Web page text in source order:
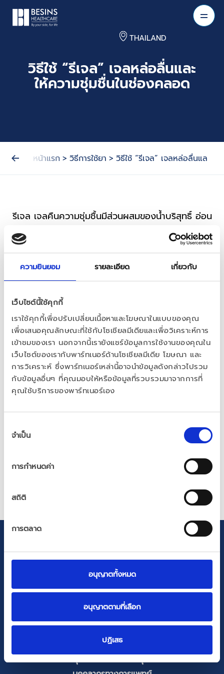
ความยินยอม รายละเอียด เกี่ยวกับ
เว็บไซต์นี้ใช้คุกกี้
เราใช้คุกกี้เพื่อปรับเปลี่ยนเนื้อหาและโฆษณาในแบบของคุณ
เพื่อเสนอคุณลักษณะที่ใช้กับโซเชียลมีเดียและเพื่อวิเคราะห์การ
เข้าชมของเรา นอกจากนี้เรายังแชร์ข้อมูลการใช้งานของคุณใน
เว็บไซต์ของเรากับพาร์ทเนอร์ด้านโซเชียลมีเดีย โฆษณา และ
การวิเคราะห์ ซึ่งพาร์ทเนอร์เหล่านี้อาจนำข้อมูลดังกล่าวไปรวม
กับข้อมูลอื่นๆ ที่คุณมอบให้หรือข้อมูลที่รวบรวมมาจากการที่
คุณใช้บริการของพาร์ทเนอร์เอง
เลือก
จำเป็น
การกำหนดค่า
สถิติ
การตลาด
อนุญาตทั้งหมด
อนุญาตตามที่เลือก
ปฏิเสธ
THAILAND
วิธีใช้ “รีเจล” เจลหล่อลื่นและ
ให้ความชุ่มชื่นในช่องคลอด
หน้าแรก > วิธีการใช้ยา > วิธีใช้ “รีเจล” เจลหล่อลื่นและใ
รีเจล เจลคืนความชุ่มชื้นมีส่วนผสมของน้ำบริสุทธิ์ อ่อน
โยนต่อช่องคลอด ปลอดภัย ใช้ได้ทุกวัน
ลดอาการแสบ เจ็บ ในช่องคลอดเพื่อความสบายในทุก
กิจกรรมของผู้หญิงทุกวัย
ดูวีดีโอแนะนำวิธีการใช้
คำมั่นสัญญา
สุขภาพฮอร์โมนของคุณ